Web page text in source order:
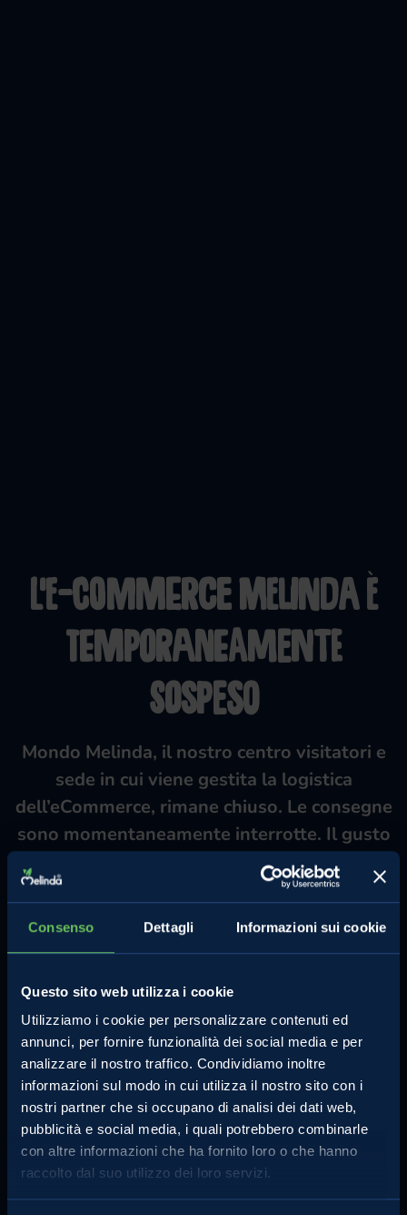
Consenso Dettagli Informazioni sui cookie
Questo sito web utilizza i cookie
Utilizziamo i cookie per personalizzare contenuti ed
annunci, per fornire funzionalità dei social media e per
analizzare il nostro traffico. Condividiamo inoltre
informazioni sul modo in cui utilizza il nostro sito con i
nostri partner che si occupano di analisi dei dati web,
pubblicità e social media, i quali potrebbero combinarle
con altre informazioni che ha fornito loro o che hanno
raccolto dal suo utilizzo dei loro servizi.
L'e-Commerce Melinda è
temporaneamente
sospeso
Mondo Melinda, il nostro centro visitatori e
sede in cui viene gestita la logistica
dell’eCommerce, rimane chiuso. Le consegne
sono momentaneamente interrotte. Il gusto
di Melinda però non chiude mai, puoi trovare
le tue mele preferite, e tutti i prodotti